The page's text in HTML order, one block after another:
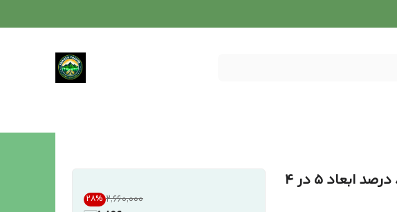
توری شید سایبان سبز ۸۰ درصد ابعاد ۵ در ۴
۲٬۶۶۰٬۰۰۰ 28%